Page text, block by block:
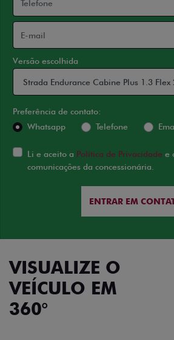
Versão escolhida
Preferência de contato:
Whatsapp
Telefone
Li e aceito a Política de Privacidade e
comunicações da concessionária.
ENTRAR EM
VISUALIZE O
VEÍCULO EM
360°